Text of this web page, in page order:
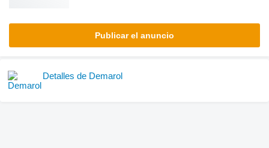
Publicar el anuncio
Detalles de Demarol